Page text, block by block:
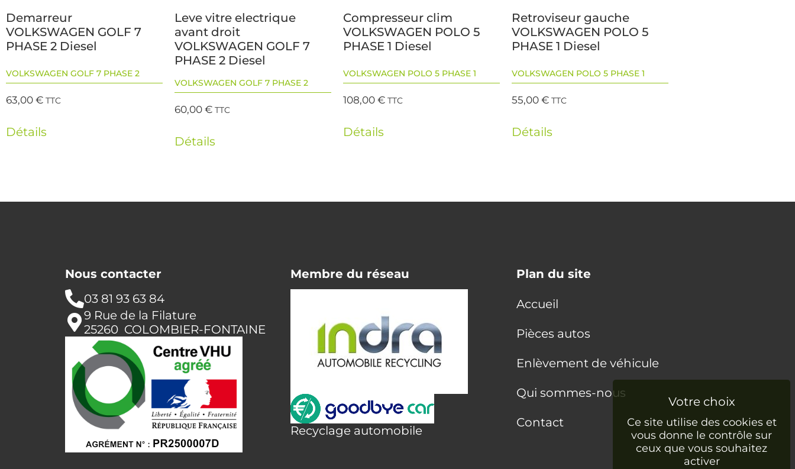
Demarreur
VOLKSWAGEN GOLF 7
PHASE 2 Diesel
VOLKSWAGEN GOLF 7 PHASE 2
63,00€ TTC
Détails
Leve vitre electrique
avant droit
VOLKSWAGEN GOLF 7
PHASE 2 Diesel
VOLKSWAGEN GOLF 7 PHASE 2
60,00€ TTC
Détails
Compresseur clim
VOLKSWAGEN POLO 5
PHASE 1 Diesel
VOLKSWAGEN POLO 5 PHASE 1
108,00€ TTC
Détails
Retroviseur gauche
VOLKSWAGEN POLO 5
PHASE 1 Diesel
VOLKSWAGEN POLO 5 PHASE 1
55,00€ TTC
Détails
Nous contacter
03 81 93 63 84
9 Rue de la Filature
25260 COLOMBIER-FONTAINE
Membre du réseau
Recyclage automobile
Plan du site
Accueil
Pièces autos
Enlèvement de véhicule
Qui sommes-nous
Contact
Ce site utilise des cookies et
vous donne le contrôle sur
ceux que vous souhaitez
activer